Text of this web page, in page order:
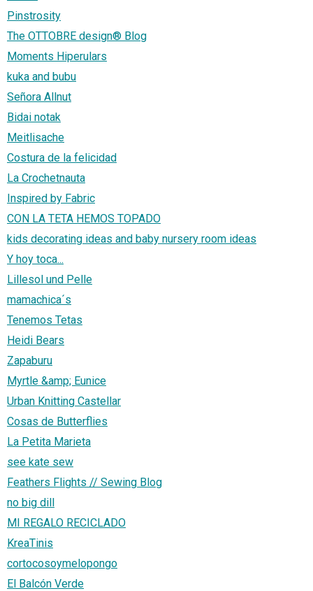
Pinstrosity
The OTTOBRE design® Blog
Moments Hiperulars
kuka and bubu
Señora Allnut
Bidai notak
Meitlisache
Costura de la felicidad
La Crochetnauta
Inspired by Fabric
CON LA TETA HEMOS TOPADO
kids decorating ideas and baby nursery room ideas
Y hoy toca...
Lillesol und Pelle
mamachica´s
Tenemos Tetas
Heidi Bears
Zapaburu
Myrtle &amp; Eunice
Urban Knitting Castellar
Cosas de Butterflies
La Petita Marieta
see kate sew
Feathers Flights // Sewing Blog
no big dill
MI REGALO RECICLADO
KreaTinis
cortocosoymelopongo
El Balcón Verde